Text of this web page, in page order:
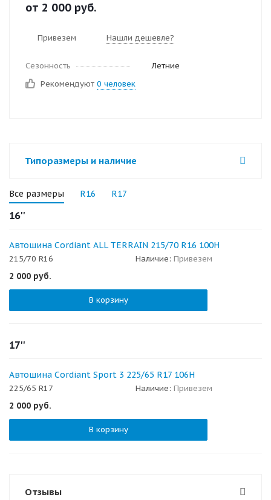
от 2 000 руб.
Привезем Нашли дешевле?
Сезонность
Летние
Рекомендуют 0 человек
Типоразмеры и наличие
Все размеры R16 R17
16''
Автошина Cordiant ALL TERRAIN 215/70 R16 100H
215/70 R16 Наличие: Привезем
2 000 руб.
В корзину
17''
Автошина Cordiant Sport 3 225/65 R17 106H
225/65 R17 Наличие: Привезем
2 000 руб.
В корзину
Отзывы